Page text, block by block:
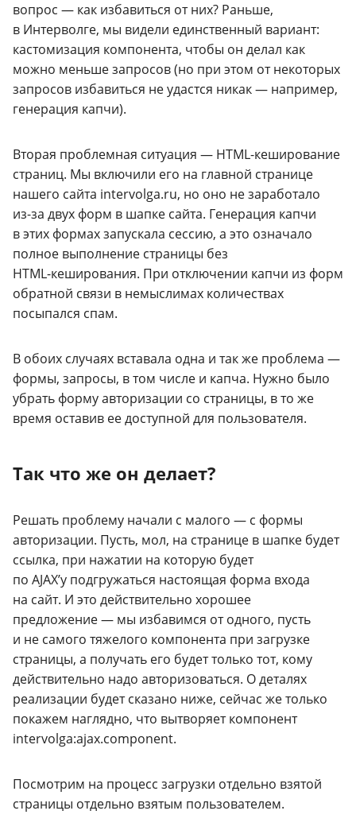
вопрос — как избавиться от них? Раньше,
в Интерволге, мы видели единственный вариант:
кастомизация компонента, чтобы он делал как
можно меньше запросов (но при этом от некоторых
запросов избавиться не удастся никак — например,
генерация капчи).
Вторая проблемная ситуация — HTML-кеширование
страниц. Мы включили его на главной странице
нашего сайта intervolga.ru, но оно не заработало
из-за двух форм в шапке сайта. Генерация капчи
в этих формах запускала сессию, а это означало
полное выполнение страницы без
HTML-кеширования. При отключении капчи из форм
обратной связи в немыслимах количествах
посыпался спам.
В обоих случаях вставала одна и так же проблема —
формы, запросы, в том числе и капча. Нужно было
убрать форму авторизации со страницы, в то же
время оставив ее доступной для пользователя.
Так что же он делает?
Решать проблему начали с малого — с формы
авторизации. Пусть, мол, на странице в шапке будет
ссылка, при нажатии на которую будет
по AJAX’у подгружаться настоящая форма входа
на сайт. И это действительно хорошее
предложение — мы избавимся от одного, пусть
и не самого тяжелого компонента при загрузке
страницы, а получать его будет только тот, кому
действительно надо авторизоваться. О деталях
реализации будет сказано ниже, сейчас же только
покажем наглядно, что вытворяет компонент
intervolga:ajax.component.
Посмотрим на процесс загрузки отдельно взятой
страницы отдельно взятым пользователем.